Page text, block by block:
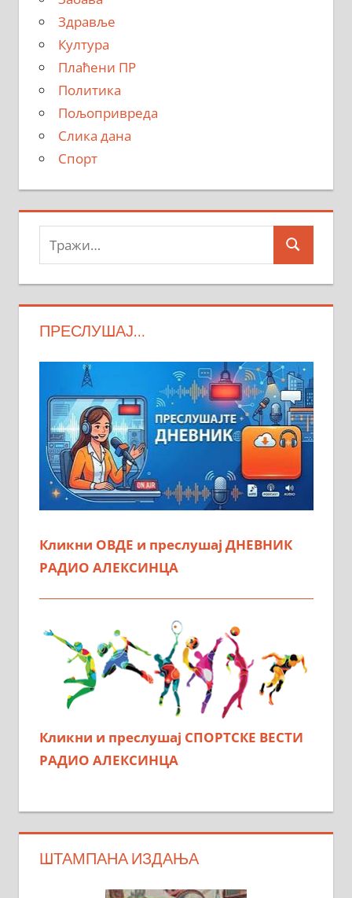
Здравље
Култура
Плаћени ПР
Политика
Пољопривреда
Слика дана
Спорт
Тражи:
Search
ПРЕСЛУШАЈ…
Кликни ОВДЕ и преслушај ДНЕВНИК
РАДИО АЛЕКСИНЦА
Кликни и преслушај СПОРТСКЕ ВЕСТИ
РАДИО АЛЕКСИНЦА
ШТАМПАНА ИЗДАЊА